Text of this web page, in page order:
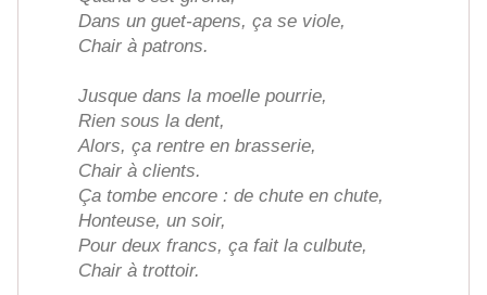
Dans un guet-apens, ça se viole,
Chair à patrons.
Jusque dans la moelle pourrie,
Rien sous la dent,
Alors, ça rentre en brasserie,
Chair à clients.
Ça tombe encore : de chute en chute,
Honteuse, un soir,
Pour deux francs, ça fait la culbute,
Chair à trottoir.